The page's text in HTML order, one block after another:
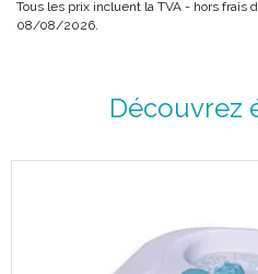
Les supports latéraux du
Profilo s' adapte donc sur la
Tous les prix incluent la TVA - hors frais
08/08/2026.
Découvrez